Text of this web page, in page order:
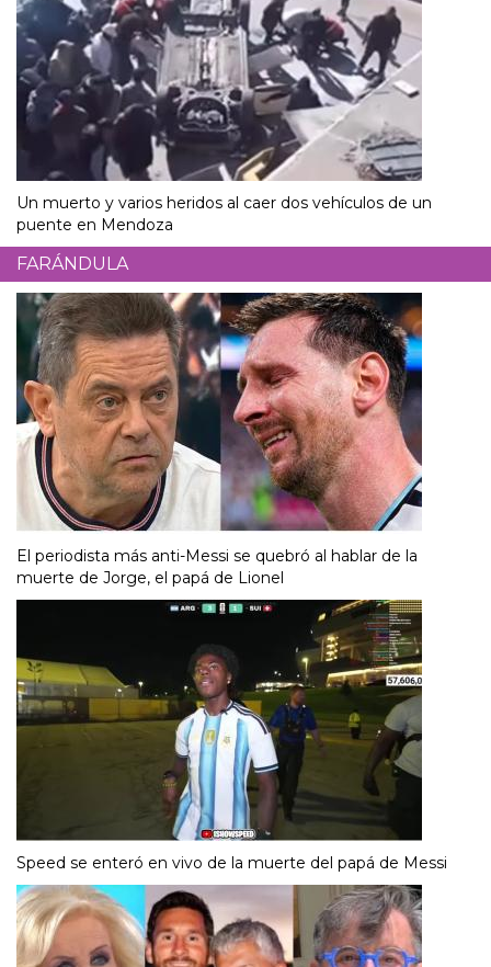
Un muerto y varios heridos al caer dos vehículos de un
puente en Mendoza
FARÁNDULA
El periodista más anti-Messi se quebró al hablar de la
muerte de Jorge, el papá de Lionel
Speed se enteró en vivo de la muerte del papá de Messi